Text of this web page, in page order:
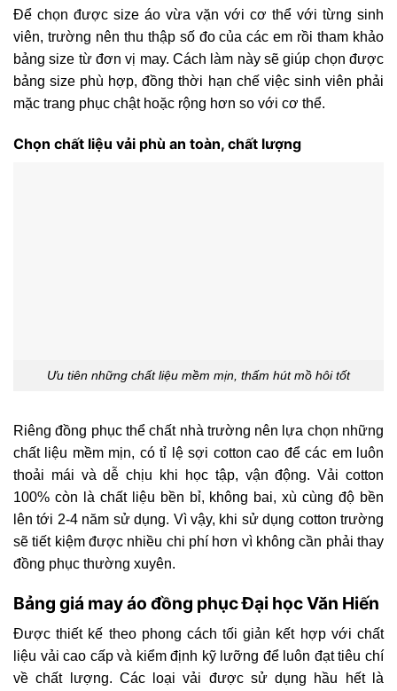
Để chọn được size áo vừa vặn với cơ thể với từng sinh
viên, trường nên thu thập số đo của các em rồi tham khảo
bảng size từ đơn vị may. Cách làm này sẽ giúp chọn được
bảng size phù hợp, đồng thời hạn chế việc sinh viên phải
mặc trang phục chật hoặc rộng hơn so với cơ thể.
Chọn chất liệu vải phù an toàn, chất lượng
Ưu tiên những chất liệu mềm mịn, thấm hút mồ hôi tốt
Riêng đồng phục thể chất nhà trường nên lựa chọn những
chất liệu mềm mịn, có tỉ lệ sợi cotton cao để các em luôn
thoải mái và dễ chịu khi học tập, vận động. Vải cotton
100% còn là chất liệu bền bỉ, không bai, xù cùng độ bền
lên tới 2-4 năm sử dụng. Vì vậy, khi sử dụng cotton trường
sẽ tiết kiệm được nhiều chi phí hơn vì không cần phải thay
đồng phục thường xuyên.
Bảng giá may áo đồng phục Đại học Văn Hiến
Được thiết kế theo phong cách tối giản kết hợp với chất
liệu vải cao cấp và kiểm định kỹ lưỡng để luôn đạt tiêu chí
về chất lượng. Các loại vải được sử dụng hầu hết là